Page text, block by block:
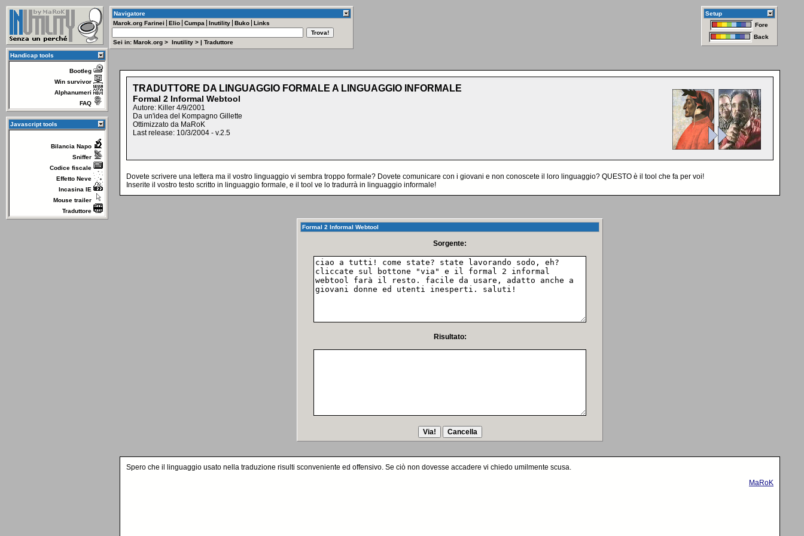
Navigatore
Marok.org Farinei Elio Cumpa Inutility Buko Links
Sei in: Marok.org > Inutility > | Traduttore
Setup
Fore
Back
Handicap tools
Bootleg
Win survivor
Alphanumeri
FAQ
Javascript tools
Bilancia Napo
Sniffer
Codice fiscale
Effetto Neve
Incasina IE
Mouse trailer
Traduttore
TRADUTTORE DA LINGUAGGIO FORMALE A LINGUAGGIO INFORMALE
Formal 2 Informal Webtool
Autore: Killer 4/9/2001
Da un'idea del Kompagno Gillette
Ottimizzato da MaRoK
Last release: 10/3/2004 - v.2.5
Dovete scrivere una lettera ma il vostro linguaggio vi sembra troppo formale? Dovete comunicare con i giovani e non conoscete il loro linguaggio? QUESTO è il tool che fa per voi!
Inserite il vostro testo scritto in linguaggio formale, e il tool ve lo tradurrà in linguaggio informale!
Formal 2 Informal Webtool
Sorgente:
Risultato:
Spero che il linguaggio usato nella traduzione risulti sconveniente ed offensivo. Se ciò non dovesse accadere vi chiedo umilmente scusa.
MaRoK